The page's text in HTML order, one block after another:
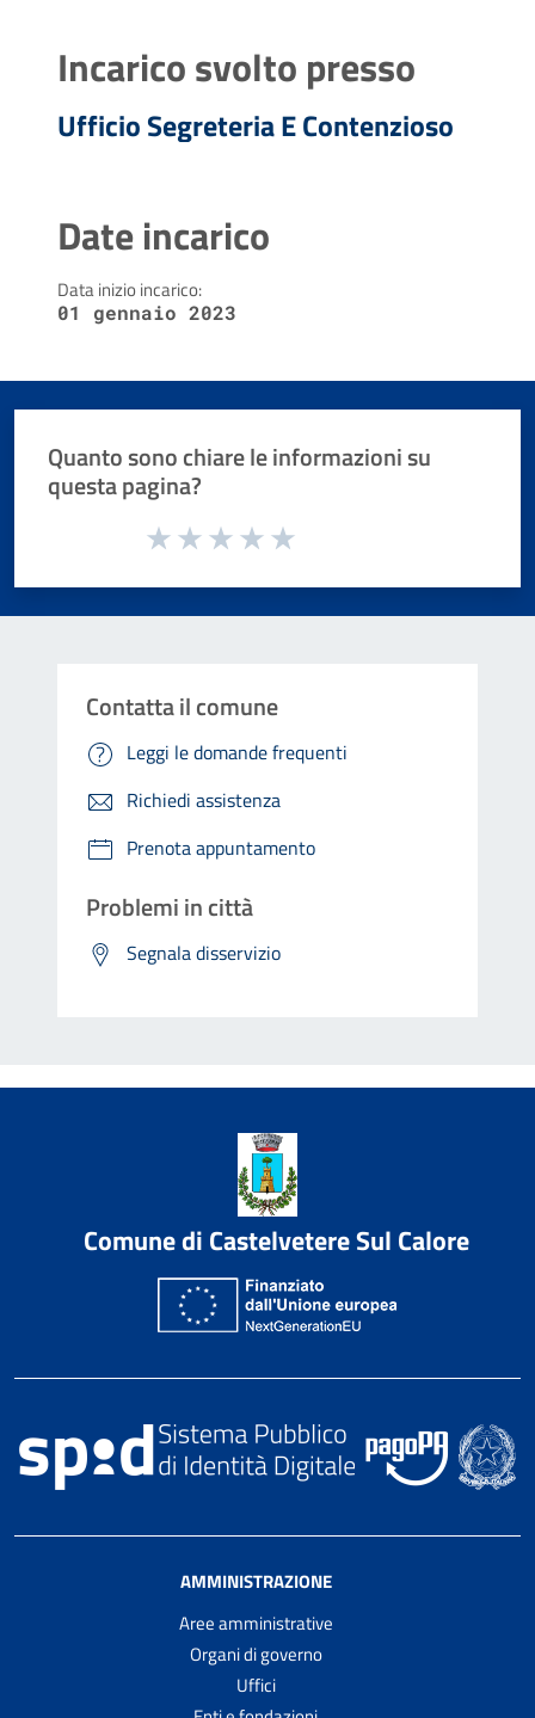
Incarico svolto presso
Ufficio Segreteria E Contenzioso
Date incarico
Data inizio incarico:
01 gennaio 2023
Quanto sono chiare le informazioni su
questa pagina?
Valuta da 1 a 5 stelle la pagina
Contatta il comune
Leggi le domande frequenti
Richiedi assistenza
Prenota appuntamento
Problemi in città
Segnala disservizio
Comune di Castelvetere Sul Calore
AMMINISTRAZIONE
Aree amministrative
Organi di governo
Uffici